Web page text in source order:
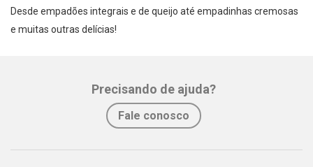
Desde empadões integrais e de queijo até empadinhas cremosas
e muitas outras delícias!
Precisando de ajuda?
Fale conosco
Facebook Twitter